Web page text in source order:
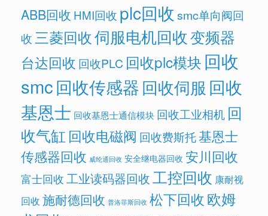
ABB回收 HMI回收 plc回收 smc单向阀回
收三菱回收伺服电机回收变频器
台达回收 回收PLC 回收plc模块 回收
smc回收传感器回收伺服 回收
基恩士 回收基恩士通信模块 回收工业相机 回
收气缸 回收电磁阀 回收费斯托基恩士
传感器回收 威纶通回收 安全继电器回收 安川回收
富士回收工业读码器回收工控回收 康耐视
回收 施耐德回收 普洛菲斯回收 松下回收欧姆